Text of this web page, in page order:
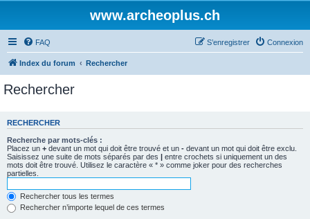
www.archeoplus.ch
FAQ Connexion
S’enregistrer
Index du forum Rechercher
Rechercher
RECHERCHER
Recherche par mots-clés :
Placez un + devant un mot qui doit être trouvé et un - devant un mot qui doit être exclu.
Saisissez une suite de mots séparés par des | entre crochets si uniquement un des
mots doit être trouvé. Utilisez le caractère « * » comme joker pour des recherches
partielles.
Rechercher tous les termes
Rechercher n’importe lequel de ces termes